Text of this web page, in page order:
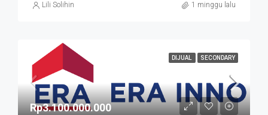
Lili Solihin 1 minggu lalu
DIJUAL SECONDARY
Rp3.100.000.000